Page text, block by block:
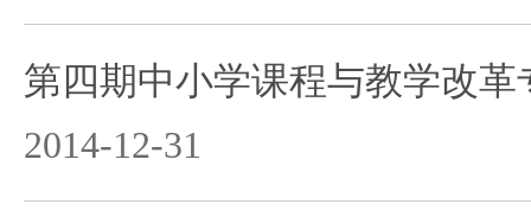
第四期中小学课程与教学改
2014-12-31